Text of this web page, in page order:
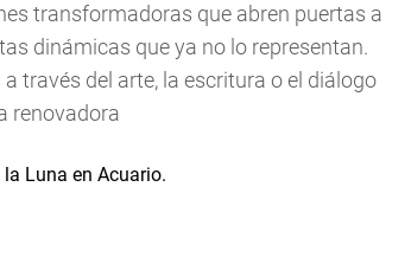
transformadoras que abren puertas a
dinámicas que ya no lo representan.
través del arte, la escritura o el diálogo
renovadora